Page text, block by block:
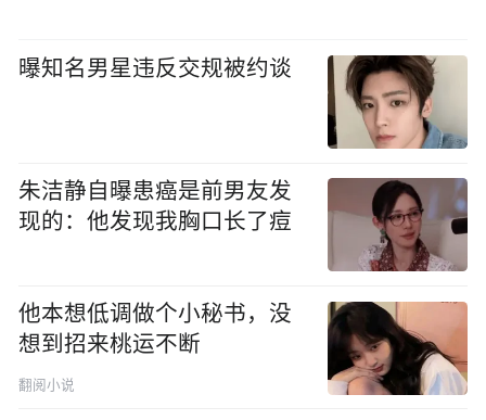
曝知名男星违反交规被约谈
朱洁静自曝患癌是前男友发
现的：他发现我胸口长了痘
他本想低调做个小秘书，没
想到招来桃运不断
翻阅小说